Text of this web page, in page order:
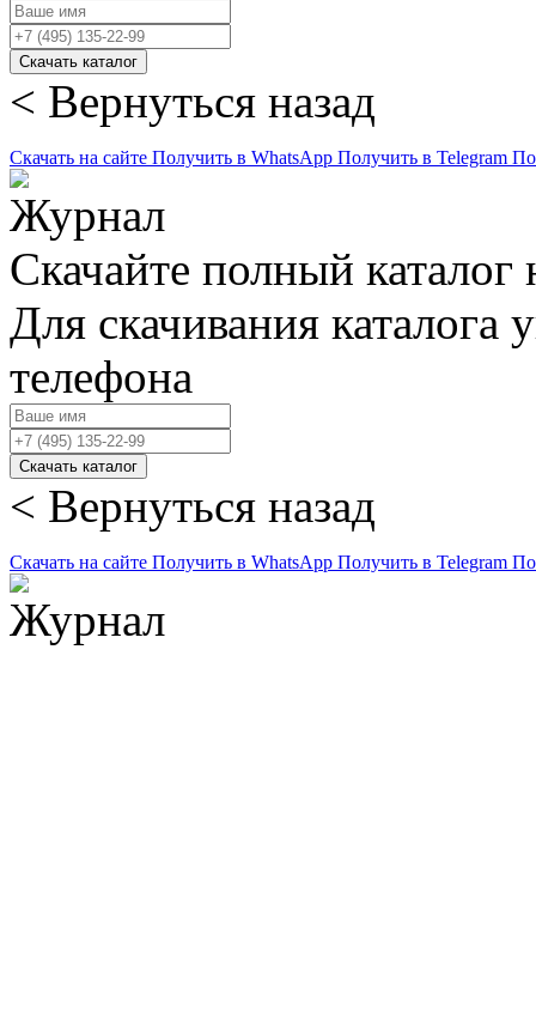
Скачать каталог
< Вернуться назад
Скачать на сайте Получить в WhatsApp Получить в Telegram
Скачайте полный
Для скачивания
телефона
Скачать каталог
< Вернуться назад
Скачать на сайте Получить в WhatsApp Получить в Telegram